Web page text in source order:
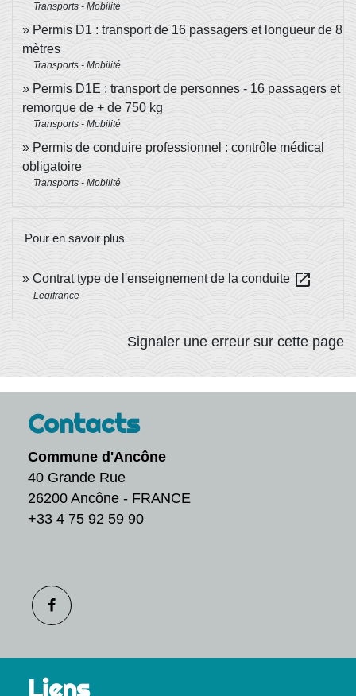
Transports - Mobilité
Permis D1 : transport de 16 passagers et longueur de 8
mètres
Transports - Mobilité
Permis D1E : transport de personnes - 16 passagers et
remorque de + de 750 kg
Transports - Mobilité
Permis de conduire professionnel : contrôle médical
obligatoire
Transports - Mobilité
Pour en savoir plus
Contrat type de l'enseignement de la conduite open_in_new
Legifrance
Signaler une erreur sur cette page
Contacts
Commune d'Ancône
40 Grande Rue
26200 Ancône - FRANCE
+33 4 75 92 59 90
Liens